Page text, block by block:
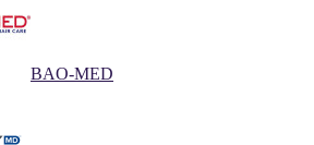
BAO-MED